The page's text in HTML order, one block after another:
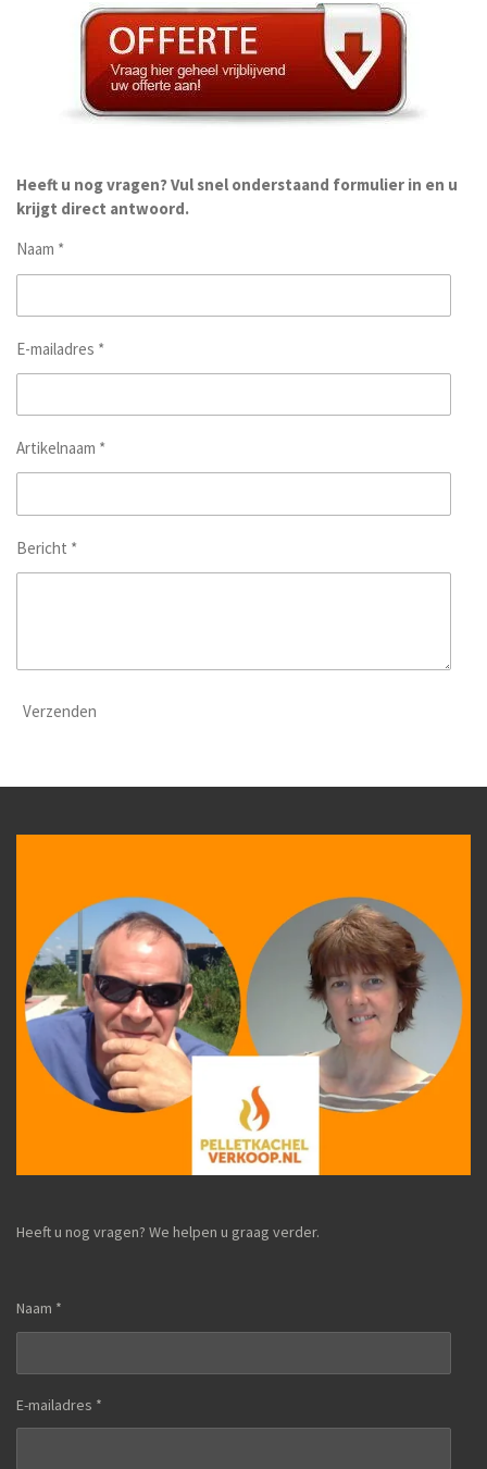
Heeft u nog vragen? Vul snel onderstaand formulier in en u
krijgt direct antwoord.
Naam *
E-mailadres *
Artikelnaam *
Bericht *
Verzenden
Heeft u nog vragen? We helpen u graag verder.
Naam *
E-mailadres *